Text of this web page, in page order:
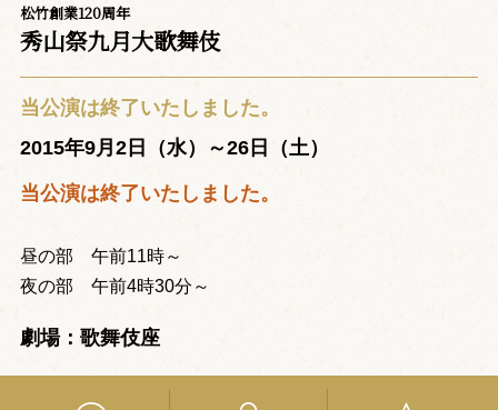
松竹創業120周年
秀山祭九月大歌舞伎
当公演は終了いたしました。
2015年9月2日（水）～26日（土）
当公演は終了いたしました。
昼の部 午前11時～
夜の部 午前4時30分～
劇場：歌舞伎座